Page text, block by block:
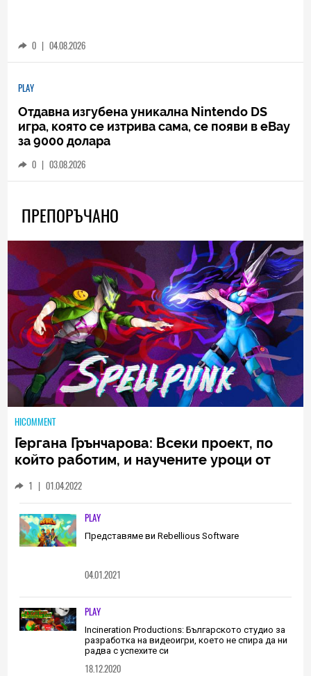
0 | 04.08.2026
PLAY
Отдавна изгубена уникална Nintendo DS
игра, която се изтрива сама, се появи в eBay
за 9000 долара
0 | 03.08.2026
ПРЕПОРЪЧАНО
HICOMMENT
Гергана Грънчарова: Всеки проект, по
който работим, и научените уроци от
трябва да извървим като екип
(ИНТЕРВЮ)
1 | 01.04.2022
PLAY
Представяме ви Rebellious Software
04.01.2021
PLAY
Incineration Productions: Българското студио за
разработка на видеоигри, което не спира да ни
радва с успехите си
18.12.2020